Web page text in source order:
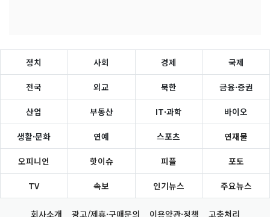
정치 사회 경제 국제
전국 외교 북한 금융·증권
산업 부동산 IT·과학 바이오
생활·문화 연예 스포츠 연재물
오피니언 핫이슈 피플 포토
TV 속보 인기뉴스 주요뉴스
회사소개 광고/제휴·구매문의 이용약관·정책 고충처리